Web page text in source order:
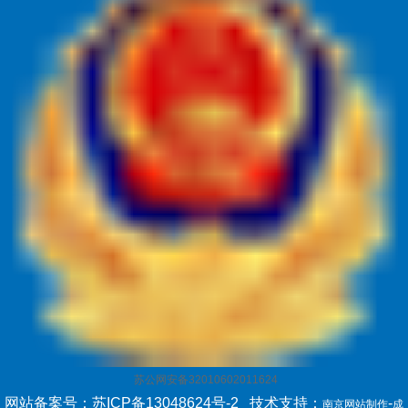
苏公网安备32010602011624
网站备案号：苏ICP备13048624号-2 技术支持： 南京网站制作-成